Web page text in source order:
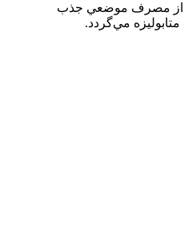
از مصرف موضعي جذب
مي‌گردد.